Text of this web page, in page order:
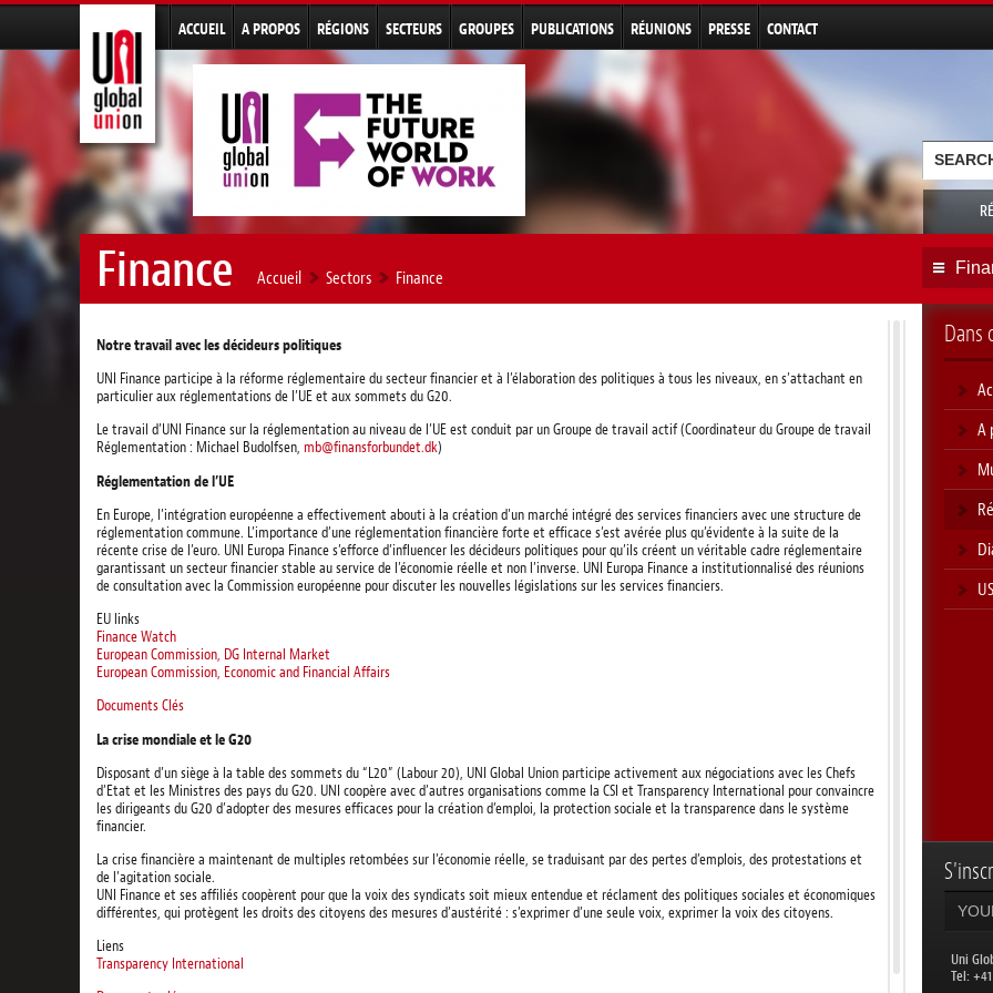
Aller au
contenu
principal
ACCUEIL A PROPOS RÉGIONS SECTEURS GROUPES PUBLICATIONS RÉUNIONS PRESSE CONTACT
Finance Accueil Sectors Finance
Notre travail avec les décideurs politiques
UNI Finance participe à la réforme réglementaire du secteur financier et à l’élaboration des politiques à tous les niveaux, en s’attachant en
particulier aux réglementations de l’UE et aux sommets du G20.
Le travail d’UNI Finance sur la réglementation au niveau de l’UE est conduit par un Groupe de travail actif (Coordinateur du Groupe de travail
Réglementation : Michael Budolfsen, mb@finansforbundet.dk)
Réglementation de l’UE
En Europe, l’intégration européenne a effectivement abouti à la création d'un marché intégré des services financiers avec une structure de
réglementation commune. L’importance d’une réglementation financière forte et efficace s’est avérée plus qu’évidente à la suite de la
récente crise de l’euro. UNI Europa Finance s’efforce d’influencer les décideurs politiques pour qu’ils créent un véritable cadre réglementaire
garantissant un secteur financier stable au service de l’économie réelle et non l’inverse. UNI Europa Finance a institutionnalisé des réunions
de consultation avec la Commission européenne pour discuter les nouvelles législations sur les services financiers.
EU links
Finance Watch
European Commission, DG Internal Market
European Commission, Economic and Financial Affairs
Documents Clés
La crise mondiale et le G20
Disposant d’un siège à la table des sommets du “L20” (Labour 20), UNI Global Union participe activement aux négociations avec les Chefs
d’Etat et les Ministres des pays du G20. UNI coopère avec d’autres organisations comme la CSI et Transparency International pour convaincre
les dirigeants du G20 d’adopter des mesures efficaces pour la création d’emploi, la protection sociale et la transparence dans le système
financier.
La crise financière a maintenant de multiples retombées sur l’économie réelle, se traduisant par des pertes d’emplois, des protestations et
de l’agitation sociale.
UNI Finance et ses affiliés coopèrent pour que la voix des syndicats soit mieux entendue et réclament des politiques sociales et économiques
différentes, qui protègent les droits des citoyens des mesures d’austérité : s’exprimer d’une seule voix, exprimer la voix des citoyens.
Liens
Transparency International
Uni
​Tel:
Dans
A